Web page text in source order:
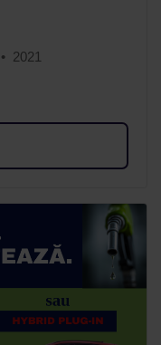
2021